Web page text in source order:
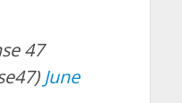
47
June